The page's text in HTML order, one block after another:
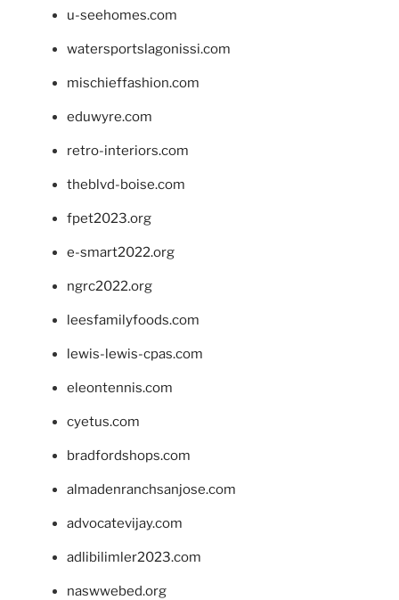
u-seehomes.com
watersportslagonissi.com
mischieffashion.com
eduwyre.com
retro-interiors.com
theblvd-boise.com
fpet2023.org
e-smart2022.org
ngrc2022.org
leesfamilyfoods.com
lewis-lewis-cpas.com
eleontennis.com
cyetus.com
bradfordshops.com
almadenranchsanjose.com
advocatevijay.com
adlibilimler2023.com
naswwebed.org